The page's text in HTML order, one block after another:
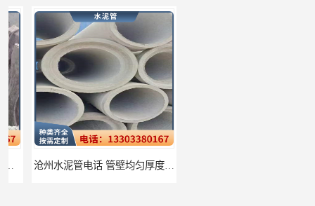
沧州水泥管电话 管壁均匀厚度一致